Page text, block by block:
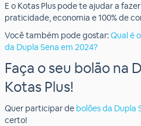
E o Kotas Plus pode te ajudar a
praticidade, economia e 100% de
Você também pode gostar:Qual é
da Dupla Sena em 2024?
Faça o seu bolão na
Kotas Plus!
Quer participar de bolões da Dupla
certo!